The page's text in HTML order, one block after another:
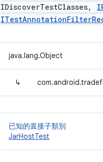
IDiscoverTestClasses,
java.lang.Object
↳
已知的直接子類別
JarHostTest